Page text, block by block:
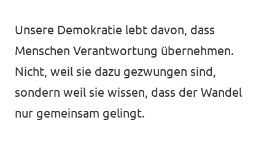
Volt in deinem Bundesland
Volt Deutschland Merchandise Shop
Neuigkeiten
Unsere Events
Unsere Demokratie lebt davon, dass
Menschen Verantwortung übernehmen.
Nicht, weil sie dazu gezwungen sind,
sondern weil sie wissen, dass der Wandel
nur gemeinsam gelingt.